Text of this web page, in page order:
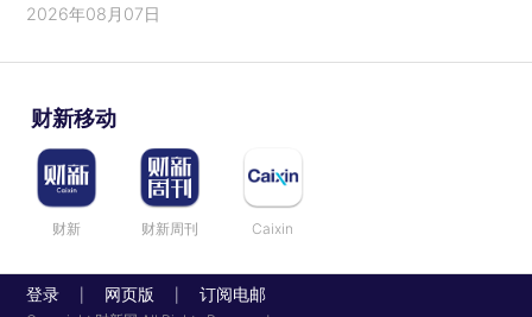
2026年08月07日
财新移动
财新 财新周刊 Caixin
登录 网页版 订阅电邮